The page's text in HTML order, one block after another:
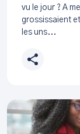
vu le jour ? A
grossissaient
les uns...